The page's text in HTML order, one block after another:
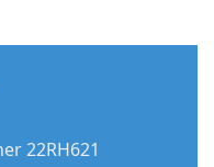
22RH621